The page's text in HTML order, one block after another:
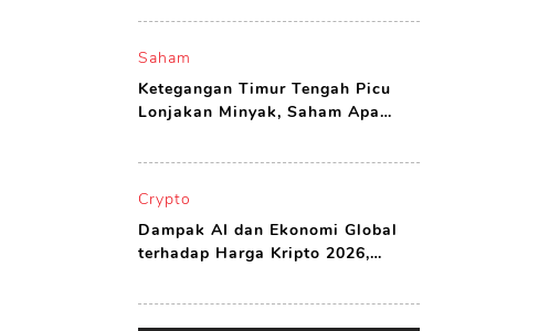
Saham
Ketegangan Timur Tengah Picu
Lonjakan Minyak, Saham Apa
Crypto
Dampak AI dan Ekonomi Global
terhadap Harga Kripto 2026,